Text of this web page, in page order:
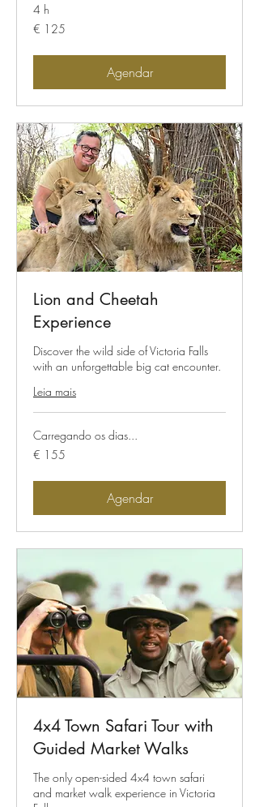
4 h
125
Euros
€ 125
Agendar
Lion and Cheetah
Experience
Discover the wild side of Victoria Falls
with an unforgettable big cat encounter.
Leia mais
Carregando os dias...
155
Euros
€ 155
Agendar
4x4 Town Safari Tour with
Guided Market Walks
The only open-sided 4x4 town safari
and market walk experience in Victoria